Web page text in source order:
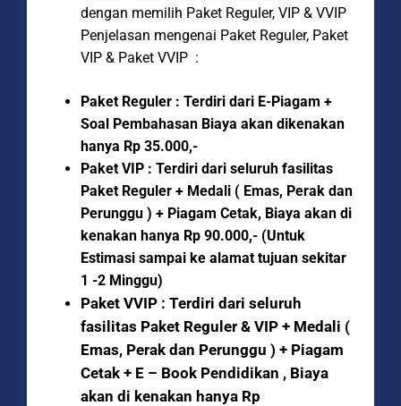
dengan memilih Paket Reguler, VIP & VVIP
Penjelasan mengenai Paket Reguler, Paket
VIP & Paket VVIP :
Paket Reguler : Terdiri dari E-Piagam +
Soal Pembahasan Biaya akan dikenakan
hanya Rp 35.000,-
Paket VIP : Terdiri dari seluruh fasilitas
Paket Reguler + Medali ( Emas, Perak dan
Perunggu ) + Piagam Cetak, Biaya akan di
kenakan hanya Rp 90.000,- (Untuk
Estimasi sampai ke alamat tujuan sekitar
1 -2 Minggu)
Paket VVIP : Terdiri dari seluruh
fasilitas Paket Reguler & VIP + Medali (
Emas, Perak dan Perunggu ) + Piagam
Cetak + E – Book Pendidikan , Biaya
akan di kenakan hanya Rp